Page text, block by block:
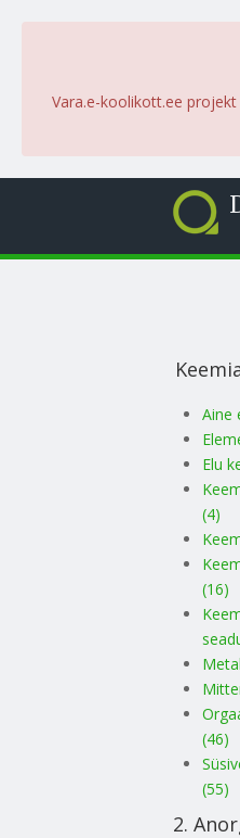
Vara.e-koolikott.ee
Aine
Elu
(4)
(16)
(46)
(55)
2.